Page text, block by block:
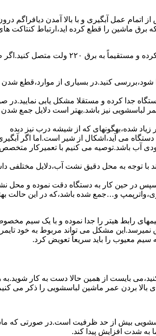
ﻫﯿﺪرواﺳﺘﺎت ﺧﺮاب اﺳﺖ.نحوه رﻓﻊ:ﭘﺲ از اﺗﻤﺎم عمل آﺑﮕﯿﺮی و ﺑﺎ ﺑﺎﻻ آﻣﺪن دﯾﺎﻓﺮاﮔﻢ
اهممتر،درحالیکه ﺑﺮق ﻣﺎﺷﯿﻦ را ﻗﻄﻊ کرده اید،ارﺗﺒﺎط
۲٫ ﻣﻮﺗﻮر ﺗﺎﯾﻤﺮ لباسشویی ﺳﻮﺧﺘﻪ اﺳﺖ.نحوه رﻓﻊ:سیمهای ﺑﻮﺑﯿﻦ ﻣﻮﺗﻮر ﺗﺎﯾﻤﺮ ماشین لباسشویی را از ﺳﺎﯾﺮ قسمتهای ﻣﺪار ﺟﺪا کرده و
ﺷﻮد،بررسی ﮐﻨﯿﺪ.در ﺑﺴﯿﺎری از موارد،ﻗﻄﻊ
جدا کرده و مستقلا مشکل یابی نمایید.در
لباسشویی نیز باشد.بهتر است دلایل جمع شدن
زﯾﺎد ﺷﺪه،بهگونهای ﮐﻪ از ﺷﯿﺸﻪ درب ﻧﯿﺰ دﯾﺪه
می آید،اشکال از شیر است.اما اگر
آب باشد.توصیه می کنیم با تعمیرکار
توجه به محل دقیق نشت آب،دلایل مختلفی
در حین کار به دستگاه دقت نموده و ﻣﺤﻞ
و…جمع شده ﺑﺎﺷﺪ،ﮐﻪ در این حالت
نمیرسد.اﯾﻦ ﻣﺸﮑﻞ می تواند مربوط به ﺧﻮد
ﻣﻌﯿﻮب را ﺑﺎﯾﺪ سریعاً ﺗﻌﻮﯾﺾ کرد.
بایست از همین حالا دست به کار شوید.به
بیش از حد ظرفیت است.در صورتی که